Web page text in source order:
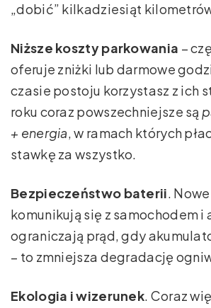
„dobić” kilkadziesiąt
Niższe koszty parkowania –
oferuje zniżki lub darmowe
czasie postoju korzystasz z ich
roku coraz powszechniejsze są
+ energia, w ramach których
stawkę za wszystko.
Bezpieczeństwo baterii.
komunikują się z samochodem
ograniczają prąd, gdy
– to zmniejsza degradację
Ekologia i wizerunek. Coraz